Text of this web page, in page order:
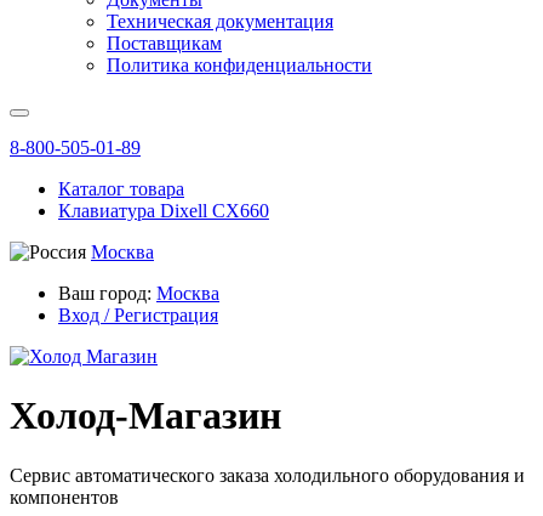
Техническая документация
Поставщикам
Политика конфиденциальности
8-800-505-01-89
Каталог товара
Клавиатура Dixell CX660
Москва
Ваш город: Москва
Вход / Регистрация
Холод-Магазин
Сервис автоматического заказа холодильного оборудования и
компонентов